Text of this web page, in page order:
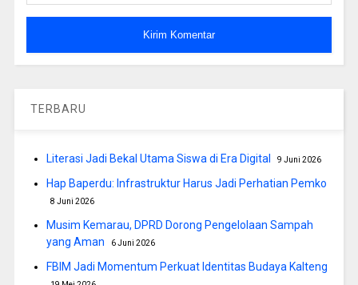
TERBARU
Literasi Jadi Bekal Utama Siswa di Era Digital 9 Juni 2026
Hap Baperdu: Infrastruktur Harus Jadi Perhatian Pemko
8 Juni 2026
Musim Kemarau, DPRD Dorong Pengelolaan Sampah
yang Aman
6 Juni 2026
FBIM Jadi Momentum Perkuat Identitas Budaya Kalteng